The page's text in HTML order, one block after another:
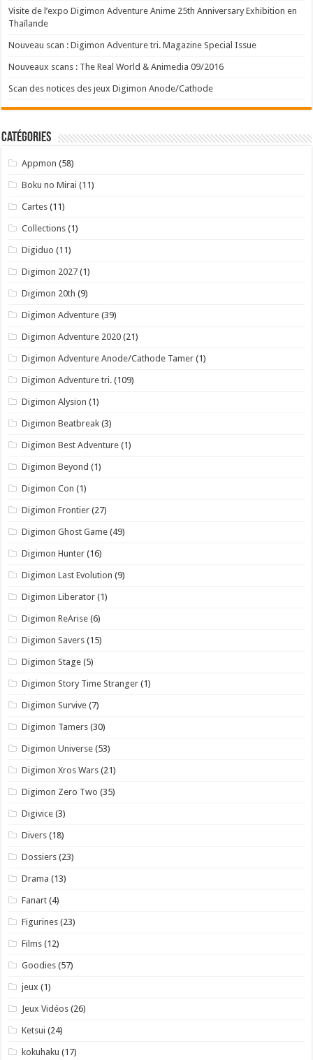
Visite de l’expo Digimon Adventure Anime 25th Anniversary Exhibition en
Thaïlande
Nouveau scan : Digimon Adventure tri. Magazine Special Issue
Nouveaux scans : The Real World & Animedia 09/2016
Scan des notices des jeux Digimon Anode/Cathode
Catégories
Appmon (58)
Boku no Mirai (11)
Cartes (11)
Collections (1)
Digiduo (11)
Digimon 2027 (1)
Digimon 20th (9)
Digimon Adventure (39)
Digimon Adventure 2020 (21)
Digimon Adventure Anode/Cathode Tamer (1)
Digimon Adventure tri. (109)
Digimon Alysion (1)
Digimon Beatbreak (3)
Digimon Best Adventure (1)
Digimon Beyond (1)
Digimon Con (1)
Digimon Frontier (27)
Digimon Ghost Game (49)
Digimon Hunter (16)
Digimon Last Evolution (9)
Digimon Liberator (1)
Digimon ReArise (6)
Digimon Savers (15)
Digimon Stage (5)
Digimon Story Time Stranger (1)
Digimon Survive (7)
Digimon Tamers (30)
Digimon Universe (53)
Digimon Xros Wars (21)
Digimon Zero Two (35)
Digivice (3)
Divers (18)
Dossiers (23)
Drama (13)
Fanart (4)
Figurines (23)
Films (12)
Goodies (57)
jeux (1)
Jeux Vidéos (26)
Ketsui (24)
kokuhaku (17)